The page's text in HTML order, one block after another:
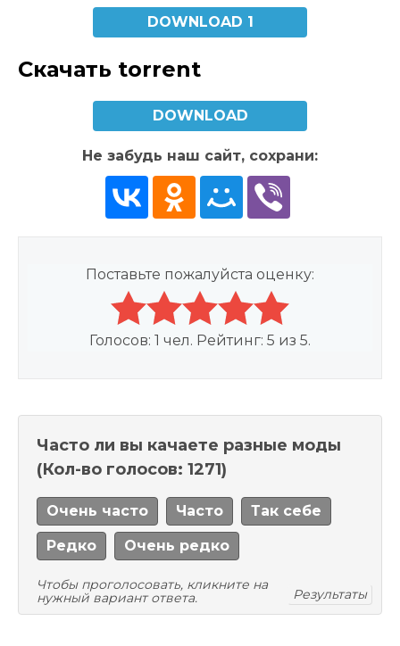
DOWNLOAD 1
Скачать torrent
DOWNLOAD
Не забудь наш сайт, сохрани:
Поставьте пожалуйста оценку:
Голосов: 1 чел. Рейтинг: 5 из 5.
Часто ли вы качаете разные моды
(Кол-во голосов: 1271)
Очень часто Часто Так себе
Редко Очень редко
Чтобы проголосовать, кликните на
нужный вариант ответа.
Результаты